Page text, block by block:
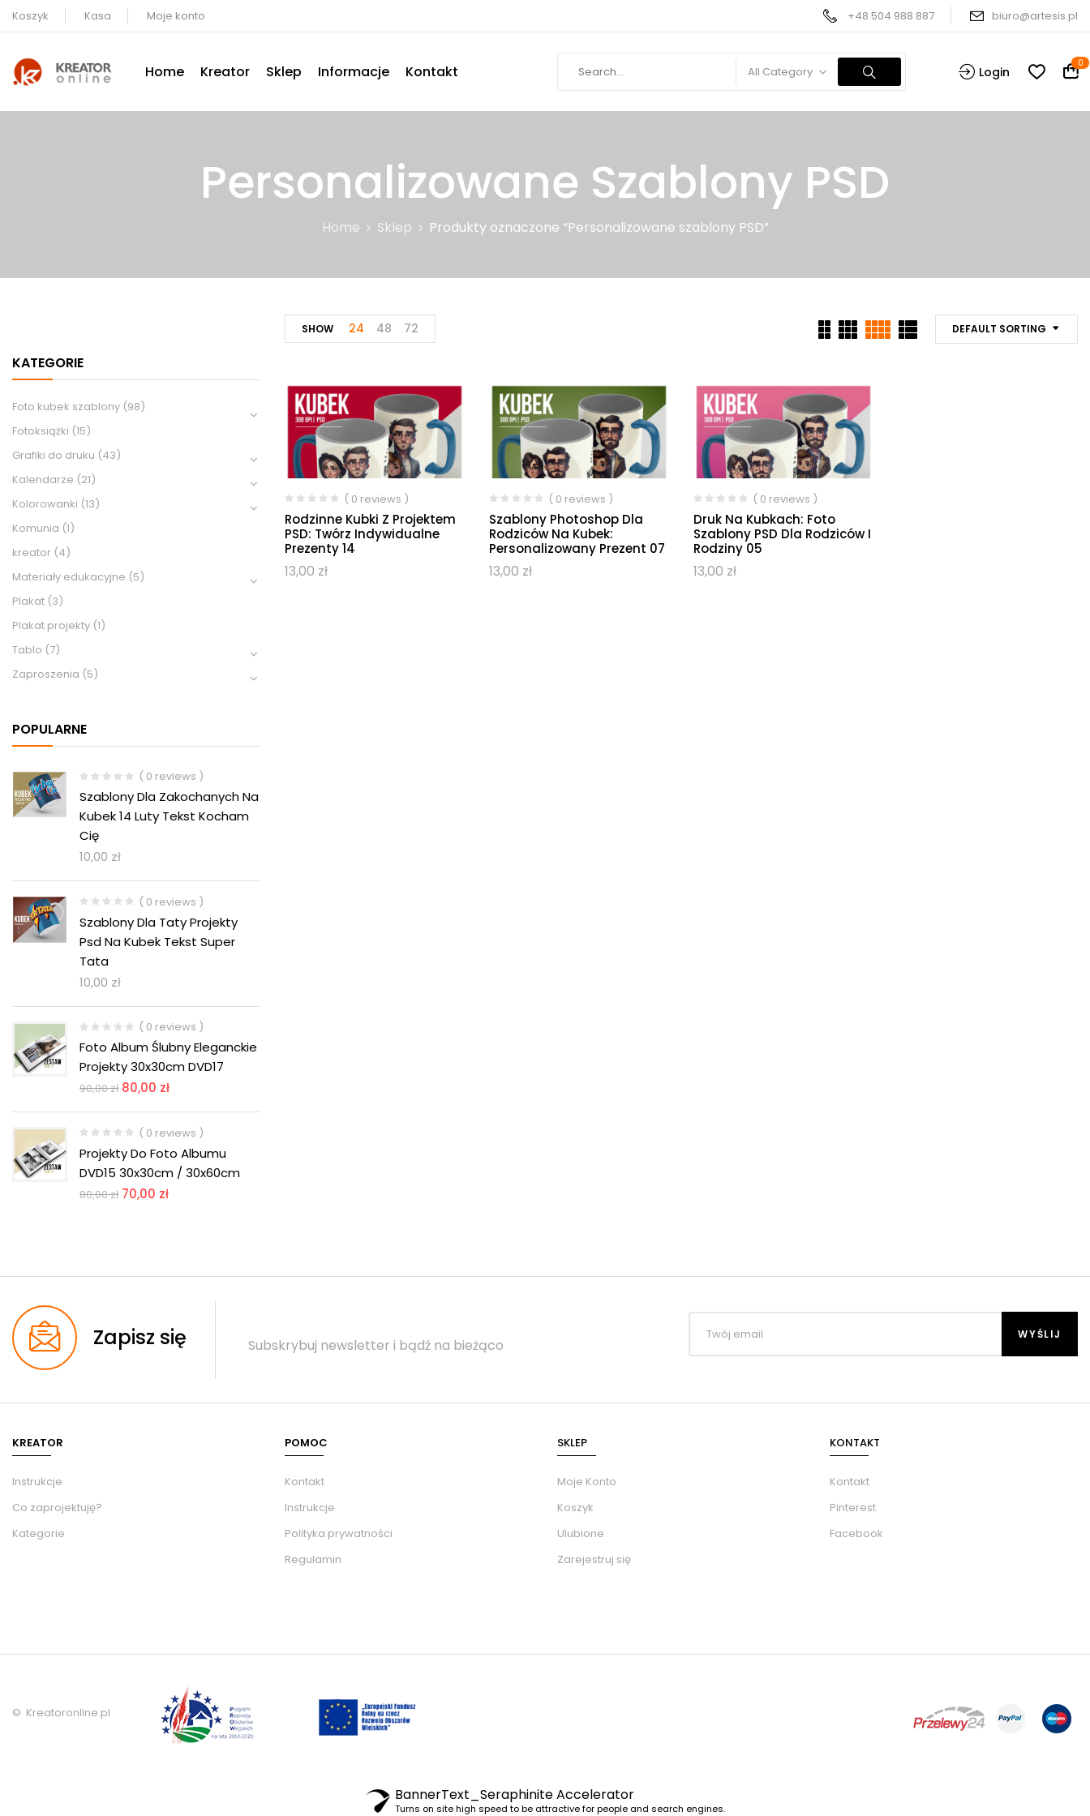
Koszyk Kasa Moje konto +48 504 988 887 biuro@artesis.pl
Home Kreator Sklep Informacje Kontakt All Category Login
0
Personalizowane Szablony PSD
Home Sklep Produkty oznaczone “Personalizowane szablony PSD”
KATEGORIE
Foto kubek szablony (98)
Fotoksiążki (15)
Grafiki do druku (43)
Kalendarze (21)
Kolorowanki (13)
Komunia (1)
kreator (4)
Materiały edukacyjne (5)
Plakat (3)
Plakat projekty (1)
Tablo (7)
Zaproszenia (5)
POPULARNE
( 0 reviews )
Szablony Dla Zakochanych Na
Kubek 14 Luty Tekst Kocham
Cię
10,00 zł
( 0 reviews )
Szablony Dla Taty Projekty
Psd Na Kubek Tekst Super
Tata
10,00 zł
( 0 reviews )
Foto Album Ślubny Eleganckie
Projekty 30x30cm DVD17
90,00zł 80,00 zł
( 0 reviews )
Projekty Do Foto Albumu
DVD15 30x30cm / 30x60cm
80,00zł 70,00 zł
DEFAULT SORTING
SHOW 24 48 72
( 0 reviews )
Rodzinne Kubki Z Projektem
PSD: Twórz Indywidualne
Prezenty 14
13,00 zł
( 0 reviews )
Szablony Photoshop Dla
Rodziców Na Kubek:
Personalizowany Prezent 07
13,00 zł
( 0 reviews )
Druk Na Kubkach: Foto
Szablony PSD Dla Rodziców I
Rodziny 05
13,00 zł
Zapisz się Subskrybuj newsletter i bądź na bieżąco
KREATOR
Instrukcje
Co zaprojektuję?
Kategorie
POMOC
Kontakt
Instrukcje
Polityka prywatności
Regulamin
SKLEP
Moje Konto
Koszyk
Ulubione
Zarejestruj się
KONTAKT
Kontakt
Pinterest
Facebook
© Kreatoronline.pl
BannerText_Seraphinite Accelerator
Turns on site high speed to be attractive for people and search engines.